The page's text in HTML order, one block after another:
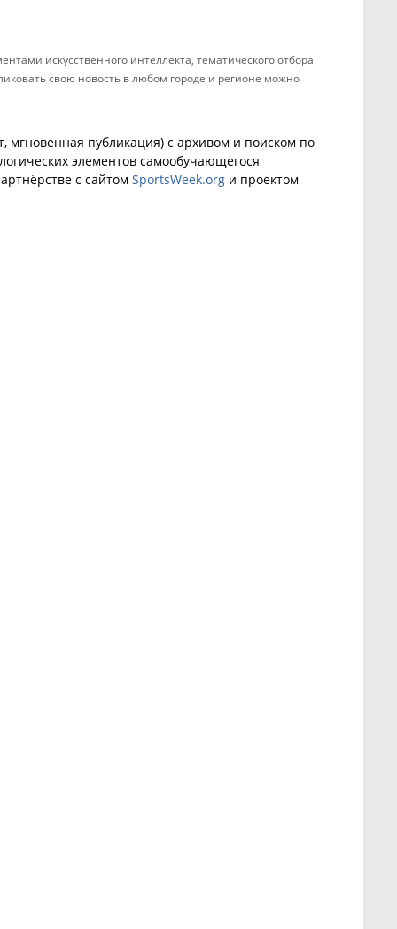
искусственного интеллекта, тематического отбора
свою новость в любом городе и регионе можно
публикация) с архивом и поиском по
элементов самообучающегося
с сайтом SportsWeek.org и проектом